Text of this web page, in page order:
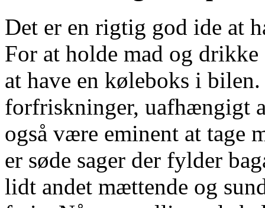
Det er en rigtig god ide at
For at holde mad og
at have en køleboks i
forfriskninger, uafhængigt
også være eminent at tage
er søde sager der fylder
lidt andet mættende og